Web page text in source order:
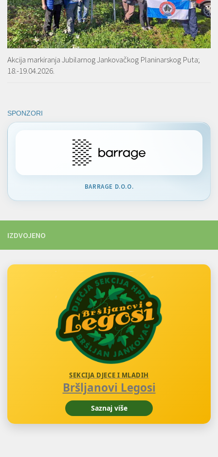
Akcija markiranja Jubilarnog Jankovačkog Planinarskog Puta;
18.-19.04.2026.
SPONZORI
BARRAGE D.O.O.
IZDVOJENO
SEKCIJA DJECE I MLADIH
Bršljanovi Legosi
Saznaj više